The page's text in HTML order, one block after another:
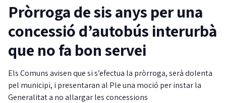
Pròrroga de sis anys per una
concessió d’autobús interurbà
que no fa bon servei
Els Comuns avisen que si s’efectua la pròrroga, serà dolenta
pel municipi, i presentaran al Ple una moció per instar la
Generalitat a no allargar les concessions